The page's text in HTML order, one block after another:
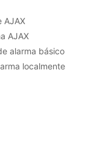
AJAX
AJAX
alarma básico
localmente